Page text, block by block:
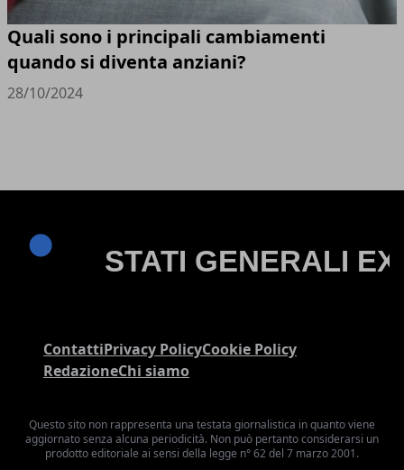
Quali sono i principali cambiamenti
quando si diventa anziani?
28/10/2024
ContattiPrivacy PolicyCookie Policy
RedazioneChi siamo
Questo sito non rappresenta una testata giornalistica in quanto viene
aggiornato senza alcuna periodicità. Non può pertanto considerarsi un
prodotto editoriale ai sensi della legge n° 62 del 7 marzo 2001.